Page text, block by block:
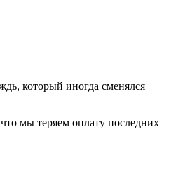
который иногда сменялся
мы теряем оплату последних